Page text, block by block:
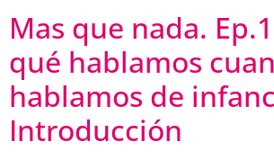
Mas que nada.
qué hablamos
hablamos de
Introducción